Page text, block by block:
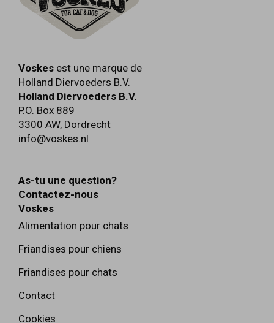
Voskes est une marque de
Holland Diervoeders B.V.
Holland Diervoeders B.V.
P.O. Box 889
3300 AW, Dordrecht
info@voskes.nl
As-tu une question?
Contactez-nous
Voskes
Alimentation pour chats
Friandises pour chiens
Friandises pour chats
Contact
Cookies